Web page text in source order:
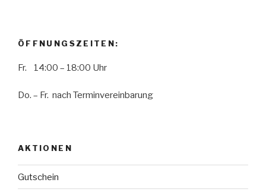
ÖFFNUNGSZEITEN:
Fr. 14:00 – 18:00 Uhr
Do. – Fr. nach Terminvereinbarung
AKTIONEN
Gutschein